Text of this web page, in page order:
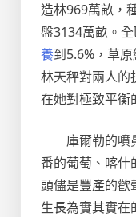
造林969萬畝，
盤3134萬畝。
養到5.6%，草
林天秤對兩人的
在她對極致平衡
庫爾勒的噴
番的葡萄、喀
頭儘是豐產的歡
生長為實其實在